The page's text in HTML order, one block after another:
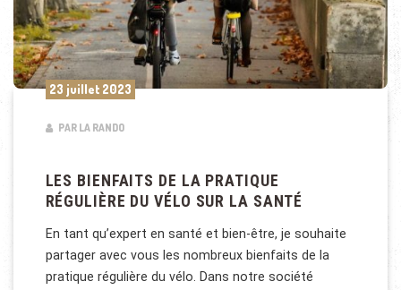
23 juillet 2023
PAR LA RANDO
LES BIENFAITS DE LA PRATIQUE
RÉGULIÈRE DU VÉLO SUR LA SANTÉ
En tant qu’expert en santé et bien-être, je souhaite
partager avec vous les nombreux bienfaits de la
pratique régulière du vélo. Dans notre société